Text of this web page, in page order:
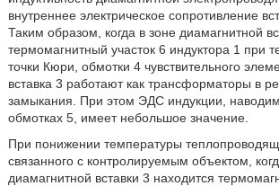
внутреннее электрическое сопротивление
Таким образом, когда в зоне диамагнитной
термомагнитный участок 6 индуктора 1 при
точки Кюри, обмотки 4 чувствительного
вставка 3 работают как трансформаторы в
замыкания. При этом ЭДС индукции,
обмотках 5, имеет небольшое значение.
При понижении температуры
связанного с контролируемым объектом,
диамагнитной вставки 3 находится